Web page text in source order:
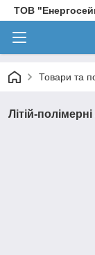
ТОВ
Товари та
Літій-